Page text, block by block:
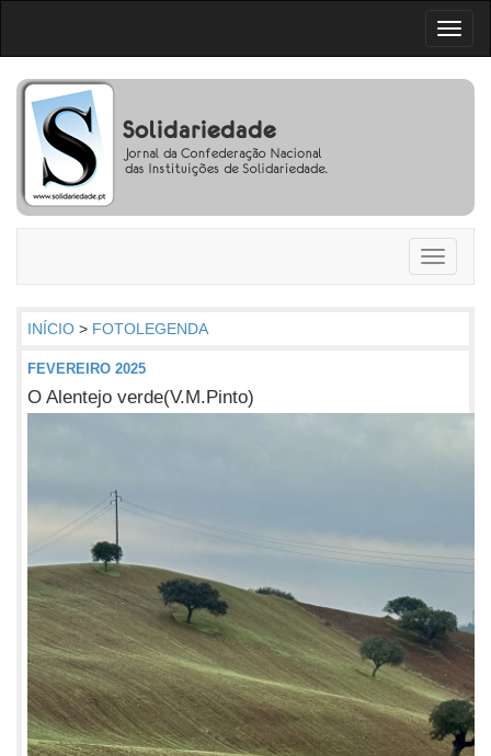
Toggle
INÍCIO > FOTOLEGENDA
FEVEREIRO 2025
O Alentejo verde(V.M.Pinto)